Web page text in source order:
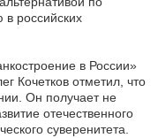
российских
в России»
Кочетков отметил, что
Он получает не
отечественного
суверенитета.